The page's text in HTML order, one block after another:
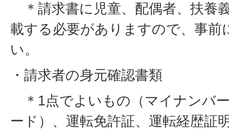
＊請求書に児童、配偶者、扶養
載する必要がありますので、事前
い。
・請求者の身元確認書類
＊1点でよいもの（マイナンバ
ード）、運転免許証、運転経歴証